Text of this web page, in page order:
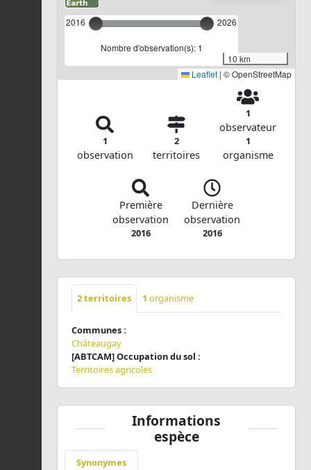
2016 2026
Nombre d'observation(s): 1
10 km
Leaflet | © OpenStreetMap
1
observation
2
territoires
1
observateur
1
organisme
Première
observation
2016
Dernière
observation
2016
2territoires 1 organisme
Communes :
Châteaugay
[ABTCAM] Occupation du sol :
Territoires agricoles
Informations
espèce
Synonymes